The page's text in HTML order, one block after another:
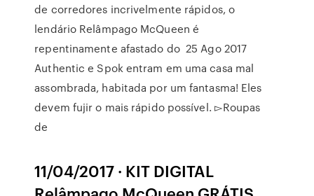
de corredores incrivelmente rápidos, o
lendário Relâmpago McQueen é
repentinamente afastado do 25 Ago 2017
Authentic e Spok entram em uma casa mal
assombrada, habitada por um fantasma! Eles
devem fujir o mais rápido possível. ▻Roupas
de
11/04/2017 · KIT DIGITAL